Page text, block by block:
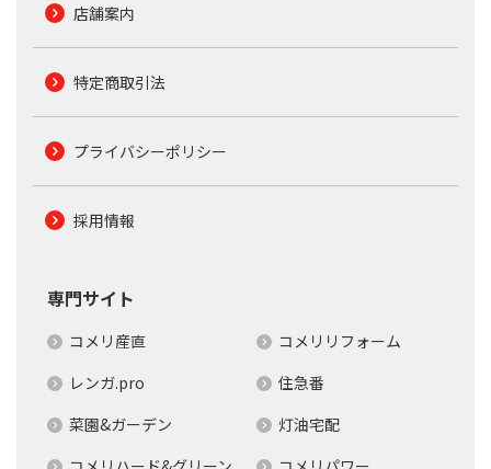
店舗案内
特定商取引法
プライバシーポリシー
採用情報
専門サイト
コメリ産直
コメリリフォーム
レンガ.pro
住急番
菜園&ガーデン
灯油宅配